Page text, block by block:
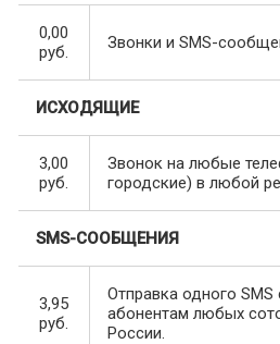
0,00
руб.
Звонки и SMS-
ИСХОДЯЩИЕ
3,00
руб.
Звонок на любые
городские) в любой
SMS-СООБЩЕНИЯ
3,95
руб.
Отправка одного
абонентам любых
России.